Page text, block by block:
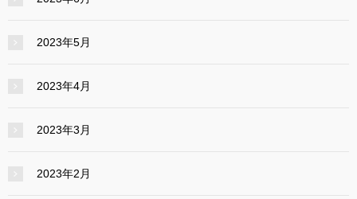
2023年5月
2023年4月
2023年3月
2023年2月